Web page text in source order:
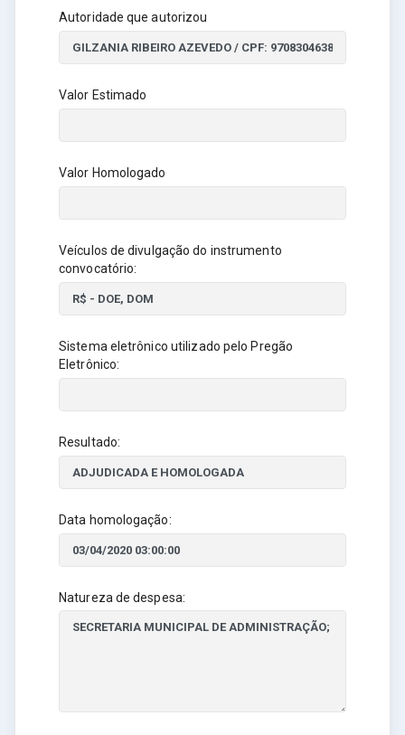
Autoridade que autorizou
Valor Estimado
Valor Homologado
Veículos de divulgação do instrumento
convocatório:
Sistema eletrônico utilizado pelo Pregão
Eletrônico:
Resultado:
Data homologação:
Natureza de despesa: